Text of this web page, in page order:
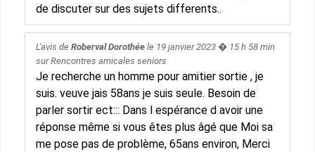
de discuter sur des sujets differents..
L'avis de Roberval Dorothéele 19 janvier 2023� 15 h 58 min
surRencontres amicales seniors
Je recherche un homme pour amitier sortie , je
suis. veuve jais 58ans je suis seule. Besoin de
parler sortir ect::: Dans l espérance d avoir une
réponse même si vous êtes plus âgé que Moi sa
me pose pas de problème, 65ans environ, Merci